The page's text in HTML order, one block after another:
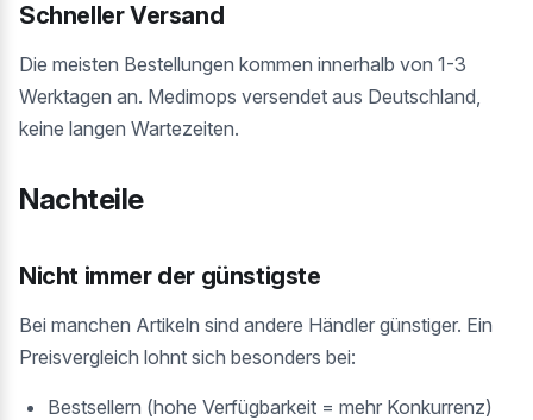
Schneller Versand
Die meisten Bestellungen kommen innerhalb von 1-3
Werktagen an. Medimops versendet aus Deutschland,
keine langen Wartezeiten.
Nachteile
Nicht immer der günstigste
Bei manchen Artikeln sind andere Händler günstiger. Ein
Preisvergleich lohnt sich besonders bei:
Bestsellern (hohe Verfügbarkeit = mehr Konkurrenz)